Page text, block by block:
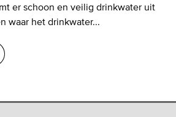
er schoon en veilig drinkwater uit
waar het drinkwater...